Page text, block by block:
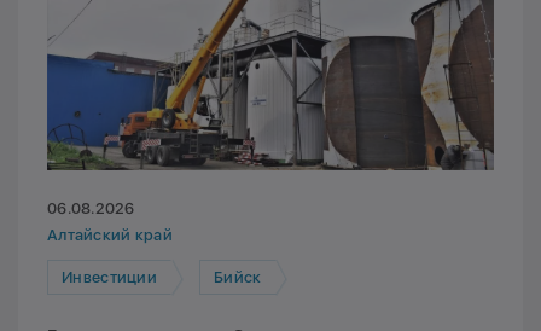
06.08.2026
Алтайский край
Инвестиции Бийск